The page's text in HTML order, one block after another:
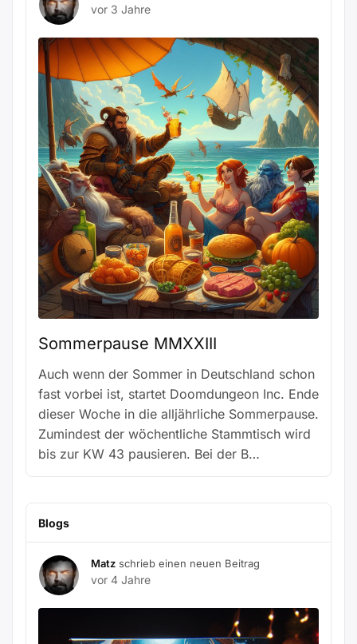
vor 3 Jahre
Sommerpause MMXXIII
Auch wenn der Sommer in Deutschland schon
fast vorbei ist, startet Doomdungeon Inc. Ende
dieser Woche in die alljährliche Sommerpause.
Zumindest der wöchentliche Stammtisch wird
bis zur KW 43 pausieren. Bei der B…
Blogs
Matz schrieb einen neuen Beitrag
vor 4 Jahre